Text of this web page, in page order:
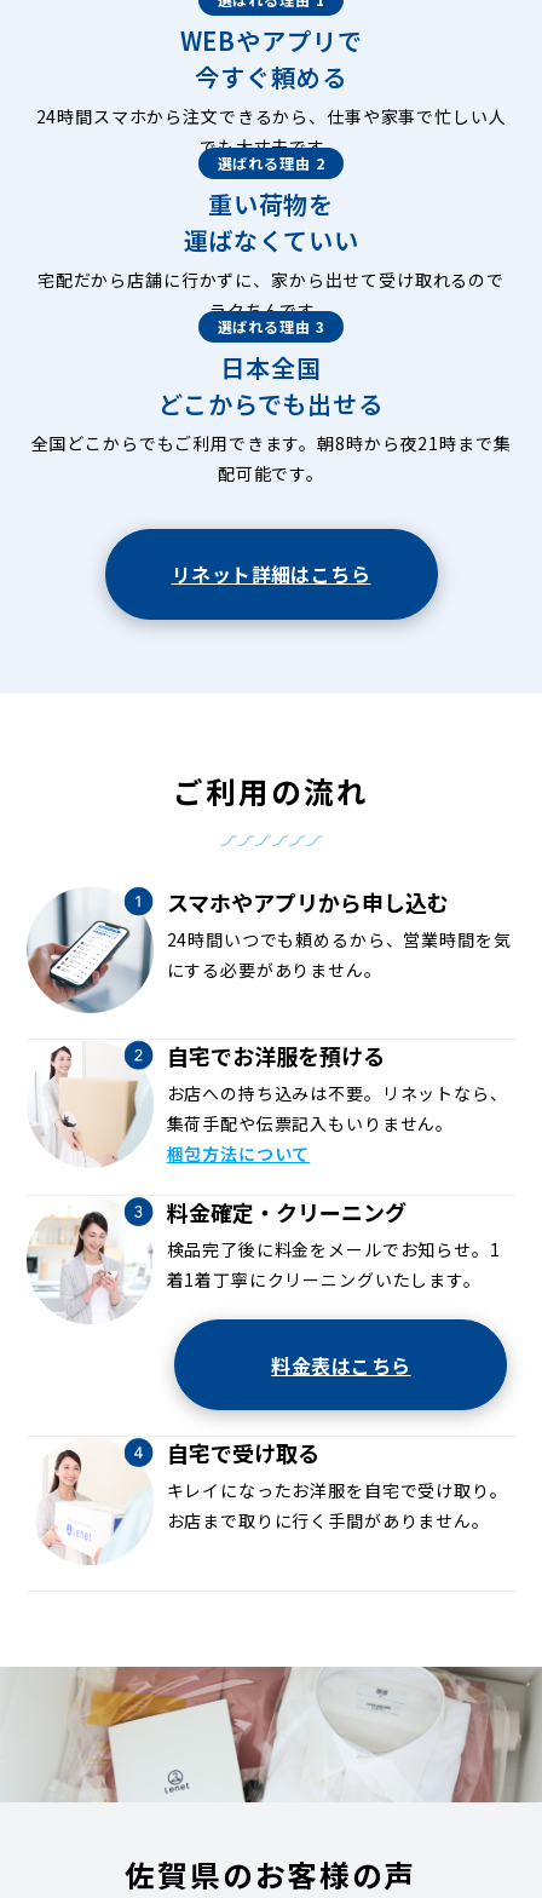
WEBやアプリで
今すぐ頼める
24時間スマホから注文できるから、仕事や家事で忙しい人
でも大丈夫です。
選ばれる理由 2
重い荷物を
運ばなくていい
宅配だから店舗に行かずに、家から出せて受け取れるので
ラクちんです。
選ばれる理由 3
日本全国
どこからでも出せる
全国どこからでもご利用できます。朝8時から夜21時まで集
配可能です。
リネット詳細はこちら
ご利用の流れ
スマホやアプリから申し込む
24時間いつでも頼めるから、営業時間を気
にする必要がありません。
自宅でお洋服を預ける
お店への持ち込みは不要。リネットなら、
集荷手配や伝票記入もいりません。
梱包方法について
料金確定・クリーニング
検品完了後に料金をメールでお知らせ。1
着1着丁寧にクリーニングいたします。
料金表はこちら
自宅で受け取る
キレイになったお洋服を自宅で受け取り。
お店まで取りに行く手間がありません。
佐賀県のお客様の声